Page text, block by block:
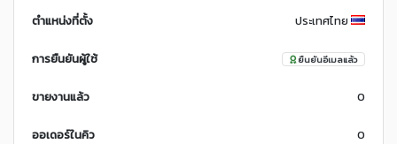
ตำแหน่งที่ตั้ง ประเทศไทย
การยืนยันผู้ใช้ ยืนยันอีเมลแล้ว
ขายงานแล้ว 0
ออเดอร์ในคิว 0